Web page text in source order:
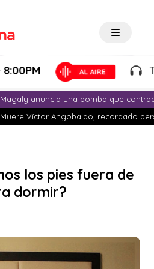
Magaly anuncia una bomba que
Muere Víctor Angobaldo, recordado
los pies fuera de
dormir?